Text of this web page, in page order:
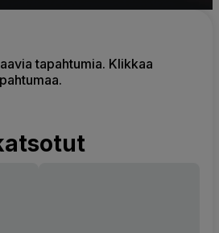
tapahtumia. Klikkaa